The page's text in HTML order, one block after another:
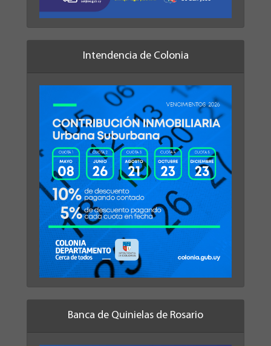
Intendencia de Colonia
Banca de Quinielas de Rosario